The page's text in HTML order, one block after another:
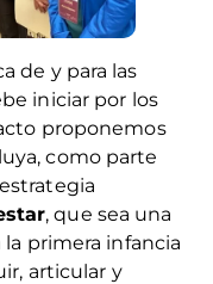
de y para las
iniciar por los
proponemos
como parte
, que sea una
primera infancia
articular y